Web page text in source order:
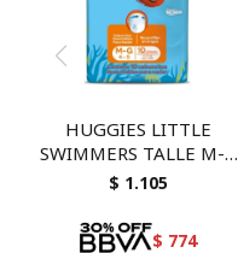
HUGGIES LITTLE
SWIMMERS TALLE M-G
10 UNID
$ 1.105
$ 774